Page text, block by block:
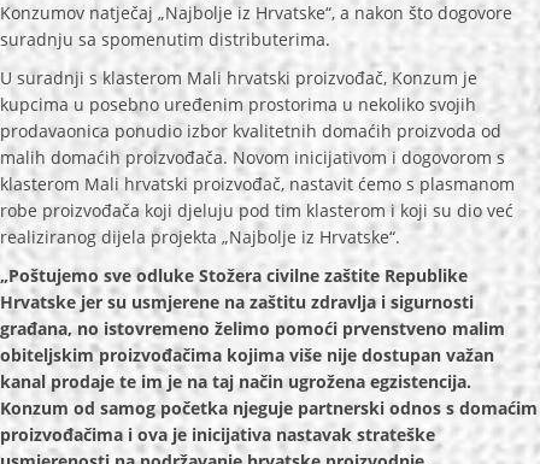
Konzumov natječaj „Najbolje iz Hrvatske“, a nakon što dogovore
suradnju sa spomenutim distributerima.
U suradnji s klasterom Mali hrvatski proizvođač, Konzum je
kupcima u posebno uređenim prostorima u nekoliko svojih
prodavaonica ponudio izbor kvalitetnih domaćih proizvoda od
malih domaćih proizvođača. Novom inicijativom i dogovorom s
klasterom Mali hrvatski proizvođač, nastavit ćemo s plasmanom
robe proizvođača koji djeluju pod tim klasterom i koji su dio već
realiziranog dijela projekta „Najbolje iz Hrvatske“.
„Poštujemo sve odluke Stožera civilne zaštite Republike
Hrvatske jer su usmjerene na zaštitu zdravlja i sigurnosti
građana, no istovremeno želimo pomoći prvenstveno malim
obiteljskim proizvođačima kojima više nije dostupan važan
kanal prodaje te im je na taj način ugrožena egzistencija.
Konzum od samog početka njeguje partnerski odnos s domaćim
proizvođačima i ova je inicijativa nastavak strateške